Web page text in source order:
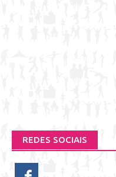
REDES SOCIAIS